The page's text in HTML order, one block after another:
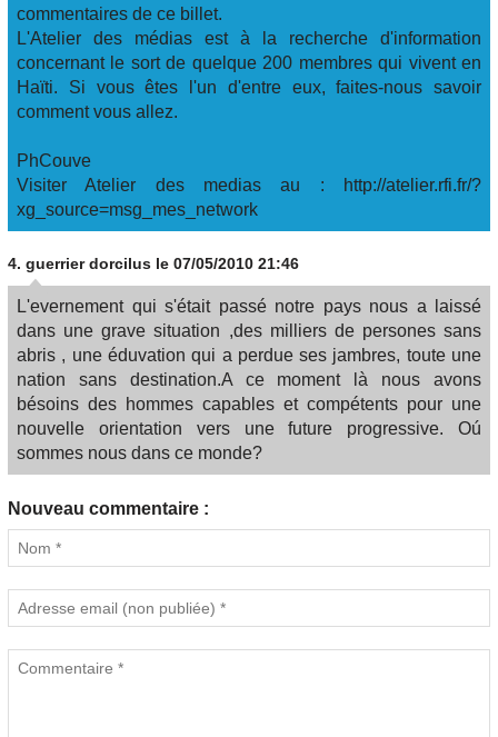
commentaires de ce billet.
L'Atelier des médias est à la recherche d'information
concernant le sort de quelque 200 membres qui vivent en
Haïti. Si vous êtes l'un d'entre eux, faites-nous savoir
comment vous allez.
PhCouve
Visiter Atelier des medias au : http://atelier.rfi.fr/?
xg_source=msg_mes_network
4. guerrier dorcilus le 07/05/2010 21:46
L'evernement qui s'était passé notre pays nous a laissé
dans une grave situation ,des milliers de persones sans
abris , une éduvation qui a perdue ses jambres, toute une
nation sans destination.A ce moment là nous avons
bésoins des hommes capables et compétents pour une
nouvelle orientation vers une future progressive. Oú
sommes nous dans ce monde?
Nouveau commentaire :